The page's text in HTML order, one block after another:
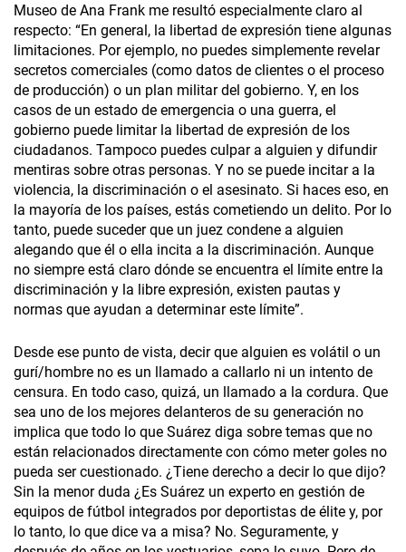
Museo de Ana Frank me resultó especialmente claro al
respecto: “En general, la libertad de expresión tiene algunas
limitaciones. Por ejemplo, no puedes simplemente revelar
secretos comerciales (como datos de clientes o el proceso
de producción) o un plan militar del gobierno. Y, en los
casos de un estado de emergencia o una guerra, el
gobierno puede limitar la libertad de expresión de los
ciudadanos. Tampoco puedes culpar a alguien y difundir
mentiras sobre otras personas. Y no se puede incitar a la
violencia, la discriminación o el asesinato. Si haces eso, en
la mayoría de los países, estás cometiendo un delito. Por lo
tanto, puede suceder que un juez condene a alguien
alegando que él o ella incita a la discriminación. Aunque
no siempre está claro dónde se encuentra el límite entre la
discriminación y la libre expresión, existen pautas y
normas que ayudan a determinar este límite”.
Desde ese punto de vista, decir que alguien es volátil o un
gurí/hombre no es un llamado a callarlo ni un intento de
censura. En todo caso, quizá, un llamado a la cordura. Que
sea uno de los mejores delanteros de su generación no
implica que todo lo que Suárez diga sobre temas que no
están relacionados directamente con cómo meter goles no
pueda ser cuestionado. ¿Tiene derecho a decir lo que dijo?
Sin la menor duda ¿Es Suárez un experto en gestión de
equipos de fútbol integrados por deportistas de élite y, por
lo tanto, lo que dice va a misa? No. Seguramente, y